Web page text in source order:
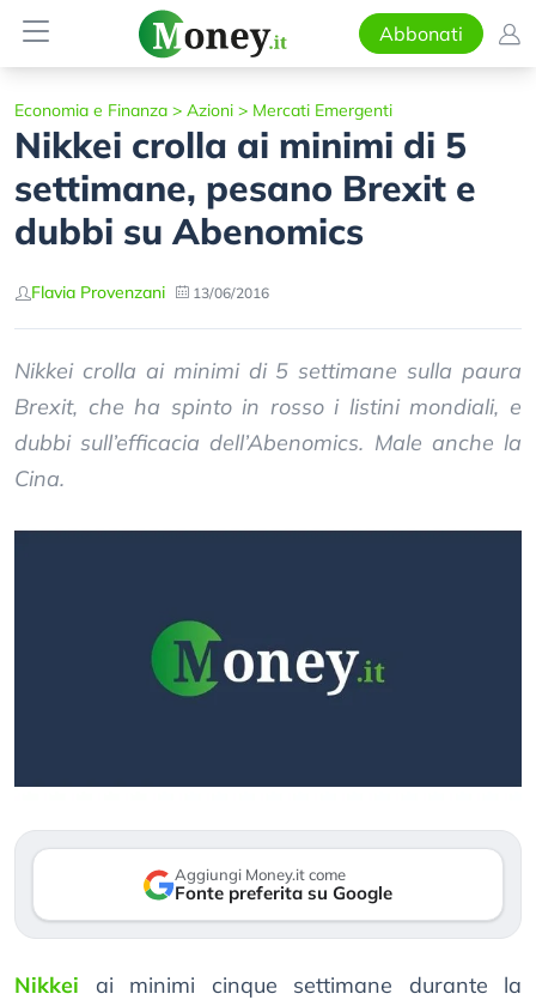
Abbonati
Economia e Finanza > Azioni > Mercati Emergenti
Nikkei crolla ai minimi di 5
settimane, pesano Brexit e
dubbi su Abenomics
Flavia Provenzani 13/06/2016
Nikkei crolla ai minimi di 5 settimane sulla paura
Brexit, che ha spinto in rosso i listini mondiali, e
dubbi sull’efficacia dell’Abenomics. Male anche la
Cina.
Aggiungi Money.it come
Fonte preferita su Google
Nikkei ai minimi cinque settimane durante la